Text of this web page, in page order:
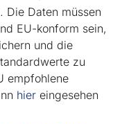
Daten müssen
EU-konform sein,
und die
zu
empfohlene
hier eingesehen